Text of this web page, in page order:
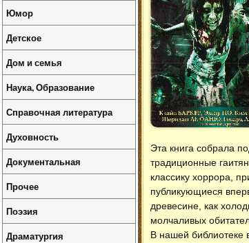
Эта книга собрала
традиционные
классику хоррора,
публикующиеся
древесине, как
молчаливых
В нашей библиотеке
Юмор
Детское
Дом и семья
Наука, Образование
Справочная литература
Духовность
Документальная
Прочее
Поэзия
Драматургия